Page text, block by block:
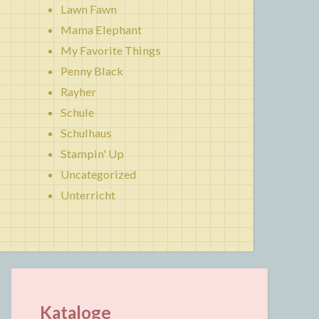
Lawn Fawn
Mama Elephant
My Favorite Things
Penny Black
Rayher
Schule
Schulhaus
Stampin' Up
Uncategorized
Unterricht
Kataloge